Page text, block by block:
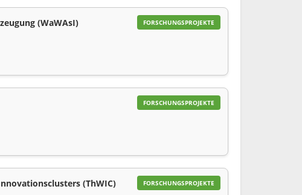
FORSCHUNGSPROJEKTE
(WaWAsI)
FORSCHUNGSPROJEKTE
FORSCHUNGSPROJEKTE
(ThWIC)